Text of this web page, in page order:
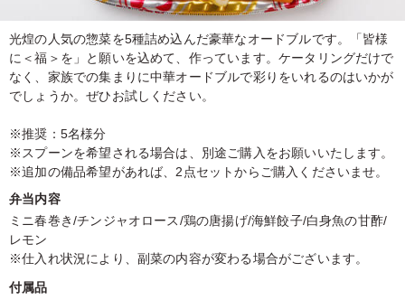
光煌の人気の惣菜を5種詰め込んだ豪華なオードブルです。「皆様
に＜福＞を」と願いを込めて、作っています。ケータリングだけで
なく、家族での集まりに中華オードブルで彩りをいれるのはいかが
でしょうか。ぜひお試しください。
※推奨：5名様分
※スプーンを希望される場合は、別途ご購入をお願いいたします。
※追加の備品希望があれば、2点セットからご購入くださいませ。
弁当内容
ミニ春巻き/チンジャオロース/鶏の唐揚げ/海鮮餃子/白身魚の甘酢/
レモン
※仕入れ状況により、副菜の内容が変わる場合がございます。
付属品